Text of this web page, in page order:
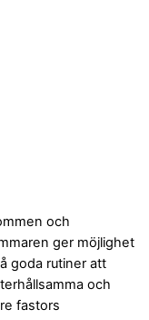
och
ger möjlighet
goda rutiner att
och
fastors